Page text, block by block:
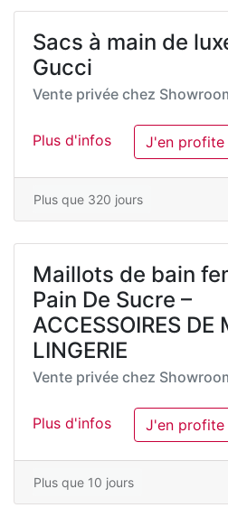
Sacs à main de
Gucci
Vente privée chez
Plus d'infos J'en profite
Plus que 320 jours
Maillots de bain
Pain De Sucre –
ACCESSOIRES DE
LINGERIE
Vente privée chez
Plus d'infos J'en profite
Plus que 10 jours